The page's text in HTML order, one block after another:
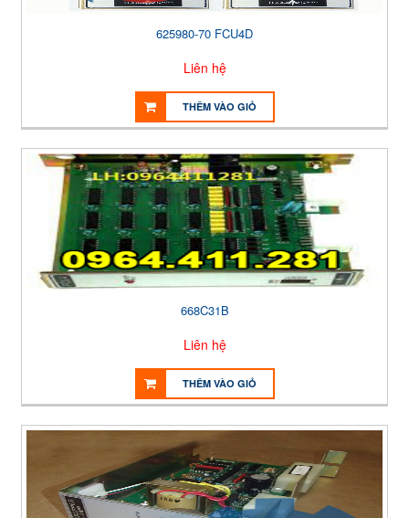
625980-70 FCU4D
Liên hệ
THÊM VÀO GIỎ
668C31B
Liên hệ
THÊM VÀO GIỎ